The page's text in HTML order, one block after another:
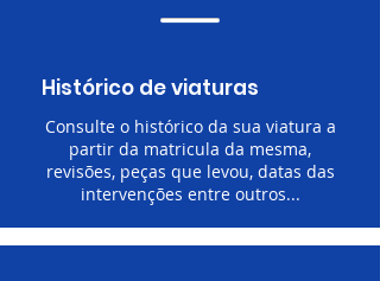
Histórico de viaturas
Consulte o histórico da sua viatura a
partir da matricula da mesma,
revisões, peças que levou, datas das
intervenções entre outros...